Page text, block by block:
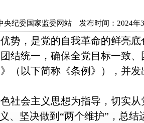
央纪委国家监委网站 发布时间： 2024年
，是党的自我革命的鲜亮底
结统一，确保全党目标一致
（以下简称《条例》），并
会主义思想为指导，切实从
、坚决做到“两个维护”，总